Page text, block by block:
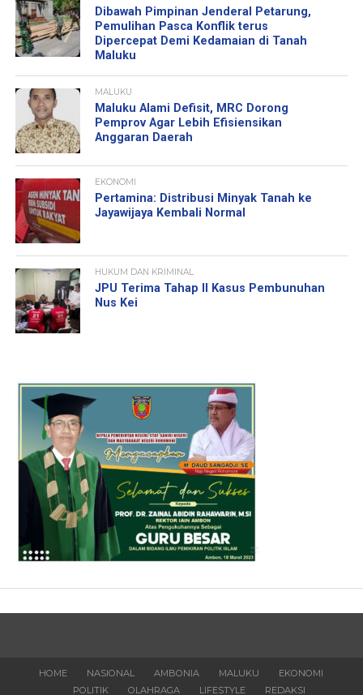
Dibawah Pimpinan Jenderal Petarung,
Pemulihan Pasca Konflik terus
Dipercepat Demi Kedamaian di Tanah
Maluku
MALUKU
Maluku Alami Defisit, MRC Dorong
Pemprov Agar Lebih Efisiensikan
Anggaran Daerah
EKONOMI
Pertamina: Distribusi Minyak Tanah ke
Jayawijaya Kembali Normal
HUKUM DAN KRIMINAL
JPU Terima Tahap II Kasus Pembunuhan
Nus Kei
HOME NASIONAL AMBONIA MALUKU
EKONOMI
POLITIK
OLAHRAGA LIFESTYLE REDAKSI